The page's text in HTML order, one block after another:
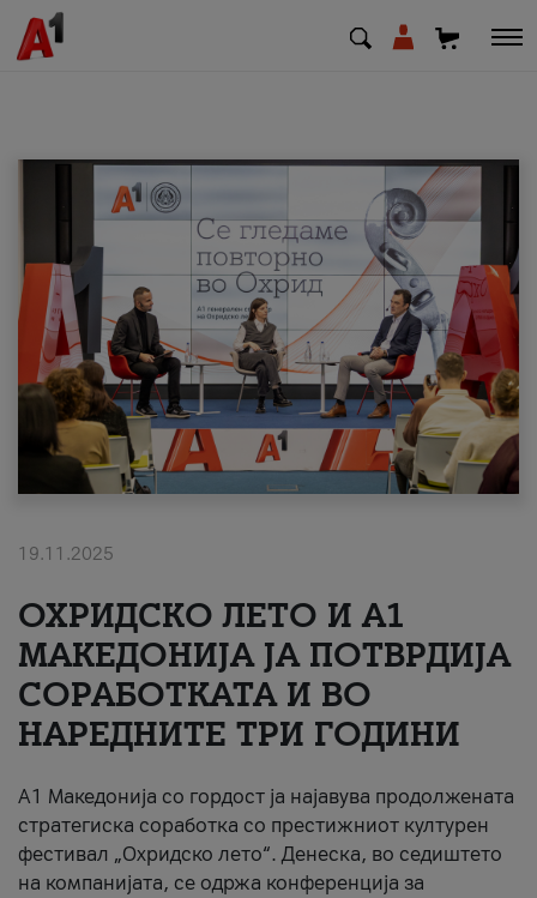
МК SQ
Приватни Деловни
Поддршка
Надополни кредит
#ПодобарОнлајн
19.11.2025
ОХРИДСКО ЛЕТО И A1
МАКЕДОНИЈА ЈА ПОТВРДИЈА
СОРАБОТКАТА И ВО
НАРЕДНИТЕ ТРИ ГОДИНИ
A1 Македонија со гордост ја најавува продолжената
стратегиска соработка со престижниот културен
фестивал „Охридско лето“. Денеска, во седиштето
на компанијата, се одржа конференција за